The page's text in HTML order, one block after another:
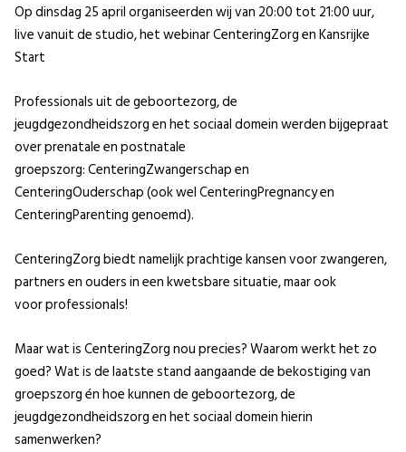
Op dinsdag 25 april organiseerden wij van 20:00 tot 21:00 uur,
live vanuit de studio, het webinar CenteringZorg en Kansrijke
Start
Professionals uit de geboortezorg, de
jeugdgezondheidszorg en het sociaal domein werden bijgepraat
over prenatale en postnatale
groepszorg: CenteringZwangerschap en
CenteringOuderschap (ook wel CenteringPregnancy en
CenteringParenting genoemd).
CenteringZorg biedt namelijk prachtige kansen voor zwangeren,
partners en ouders in een kwetsbare situatie, maar ook
voor professionals!
Maar wat is CenteringZorg nou precies? Waarom werkt het zo
goed? Wat is de laatste stand aangaande de bekostiging van
groepszorg én hoe kunnen de geboortezorg, de
jeugdgezondheidszorg en het sociaal domein hierin
samenwerken?